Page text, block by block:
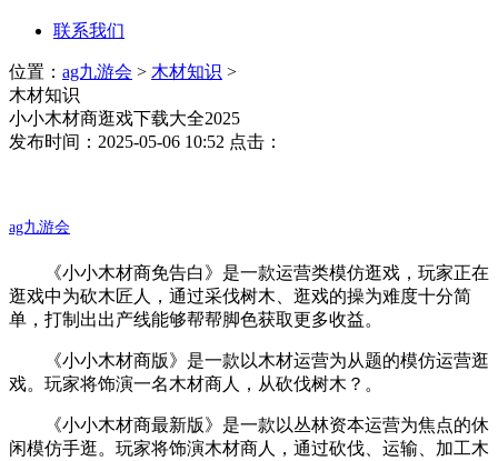
联系我们
位置： ag九游会 > 木材知识 >
木材知识
小小木材商逛戏下载大全2025
发布时间：2025-05-06 10:52 点击：
ag九游会
《小小木材商免告白》是一款运营类模仿逛戏，玩家正在
逛戏中为砍木匠人，通过采伐树木、逛戏的操为难度十分简
单，打制出出产线能够帮帮脚色获取更多收益。
《小小木材商版》是一款以木材运营为从题的模仿运营逛
戏。玩家将饰演一名木材商人，从砍伐树木？。
《小小木材商最新版》是一款以丛林资本运营为焦点的休
闲模仿手逛。玩家将饰演木材商人，通过砍伐、运输、加工木